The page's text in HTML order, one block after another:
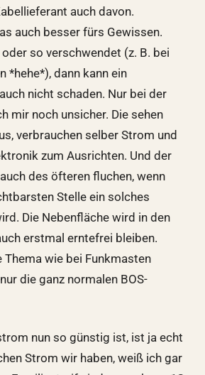
auch davon.
auch besser fürs Gewissen.
so verschwendet (z. B. bei
*hehe*), dann kann ein
nicht schaden. Nur bei der
mir noch unsicher. Die sehen
verbrauchen selber Strom und
zum Ausrichten. Und der
des öfteren fluchen, wenn
Stelle ein solches
Die Nebenfläche wird in den
erstmal erntefrei bleiben.
Thema wie bei Funkmasten
die ganz normalen BOS-
nun so günstig ist, ist ja echt
Strom wir haben, weiß ich gar